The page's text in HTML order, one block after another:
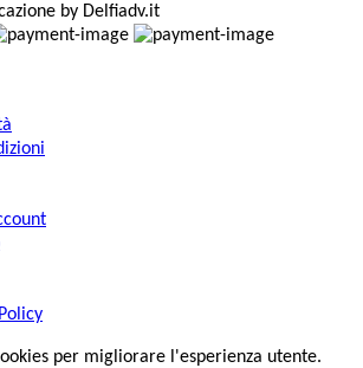
by Delfiadv.it
per migliorare l'esperienza utente.